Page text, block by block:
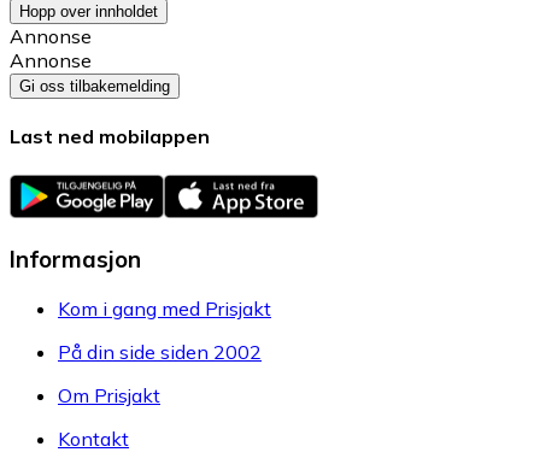
Hopp over innholdet
Annonse
Annonse
Gi oss tilbakemelding
Last ned mobilappen
Informasjon
Kom i gang med Prisjakt
På din side siden 2002
Om Prisjakt
Kontakt